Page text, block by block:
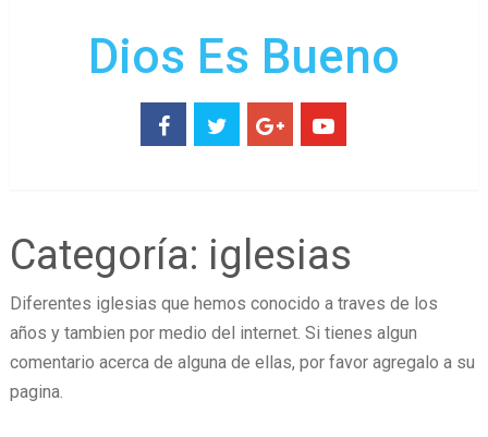
Dios Es Bueno
Categoría: iglesias
Diferentes iglesias que hemos conocido a traves de los
años y tambien por medio del internet. Si tienes algun
comentario acerca de alguna de ellas, por favor agregalo a su
pagina.